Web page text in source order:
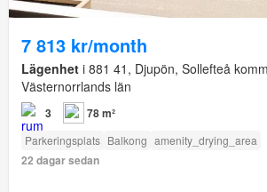
7 813 kr/month
Lägenhet i 881 41, Djupön, Sollefteå
Västernorrlands län
3 78 m²
Parkeringsplats Balkong amenity_drying_area
22 dagar sedan